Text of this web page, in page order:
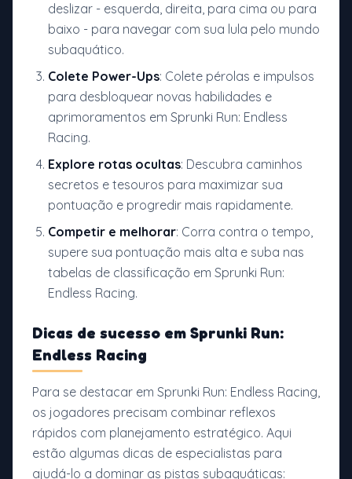
deslizar - esquerda, direita, para cima ou para
baixo - para navegar com sua lula pelo mundo
subaquático.
Colete Power-Ups: Colete pérolas e impulsos
para desbloquear novas habilidades e
aprimoramentos em Sprunki Run: Endless
Racing.
Explore rotas ocultas: Descubra caminhos
secretos e tesouros para maximizar sua
pontuação e progredir mais rapidamente.
Competir e melhorar: Corra contra o tempo,
supere sua pontuação mais alta e suba nas
tabelas de classificação em Sprunki Run:
Endless Racing.
Dicas de sucesso em Sprunki Run:
Endless Racing
Para se destacar em Sprunki Run: Endless Racing,
os jogadores precisam combinar reflexos
rápidos com planejamento estratégico. Aqui
estão algumas dicas de especialistas para
ajudá-lo a dominar as pistas subaquáticas: